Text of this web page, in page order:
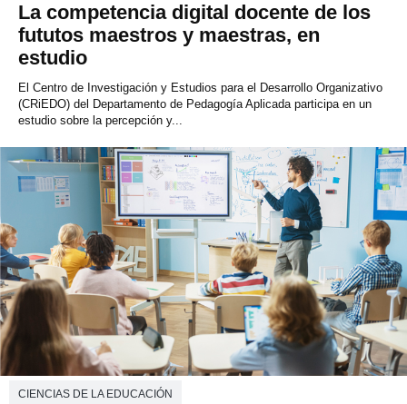
La competencia digital docente de los
fututos maestros y maestras, en
estudio
El Centro de Investigación y Estudios para el Desarrollo Organizativo
(CRiEDO) del Departamento de Pedagogía Aplicada participa en un
estudio sobre la percepción y...
CIENCIAS DE LA EDUCACIÓN